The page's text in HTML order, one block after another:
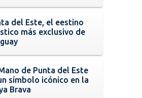
del Este, el eestino
más exclusivo de
de Punta del Este
símbolo icónico en la
Brava